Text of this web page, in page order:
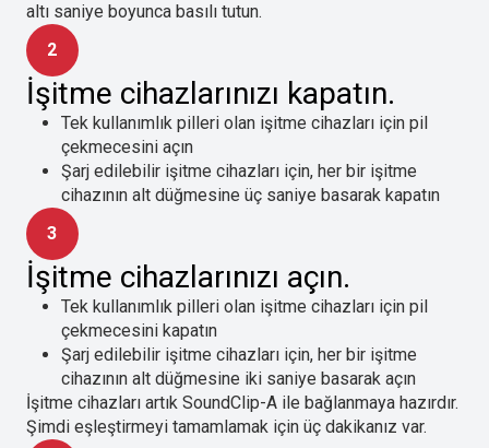
altı saniye boyunca basılı tutun.
2
İşitme cihazlarınızı kapatın.
Tek kullanımlık pilleri olan işitme cihazları için pil
çekmecesini açın
Şarj edilebilir işitme cihazları için, her bir işitme
cihazının alt düğmesine üç saniye basarak kapatın
3
İşitme cihazlarınızı açın.
Tek kullanımlık pilleri olan işitme cihazları için pil
çekmecesini kapatın
Şarj edilebilir işitme cihazları için, her bir işitme
cihazının alt düğmesine iki saniye basarak açın
İşitme cihazları artık SoundClip-A ile bağlanmaya hazırdır.
Şimdi eşleştirmeyi tamamlamak için üç dakikanız var.